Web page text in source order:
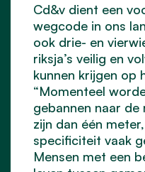
Cd&v dient een
wegcode in ons
ook drie- en
riksja’s veilig en
kunnen krijgen op
“Momenteel
gebannen naar de
zijn dan één
specificiteit vaak
Mensen met een